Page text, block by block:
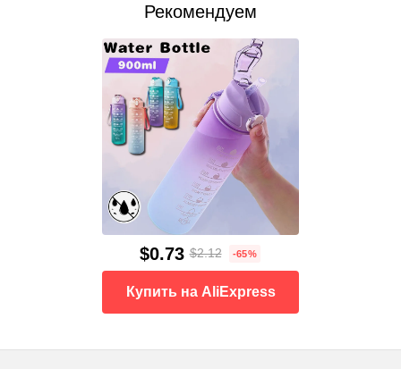
Рекомендуем
$0.73 $2.12 -65%
Купить на AliExpress